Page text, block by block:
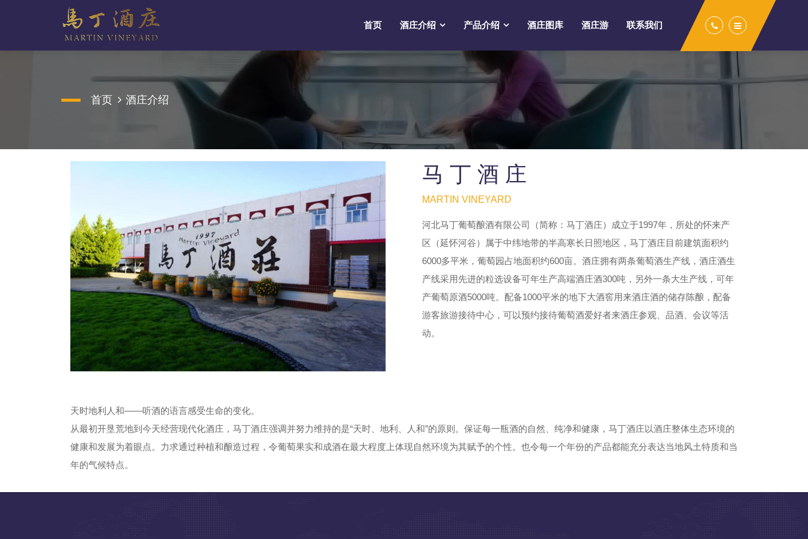
首页 酒庄介绍 产品介绍 酒庄图库 酒庄游 联系我们
首页 酒庄介绍
马 丁 酒 庄
MARTIN VINEYARD
河北马丁葡萄酿酒有限公司（简称：马丁酒庄）成立于1997年，所处的怀来产
区（延怀河谷）属于中纬地带的半高寒长日照地区，马丁酒庄目前建筑面积约
6000多平米，葡萄园占地面积约600亩。酒庄拥有两条葡萄酒生产线，酒庄酒生
产线采用先进的粒选设备可年生产高端酒庄酒300吨，另外一条大生产线，可年
产葡萄原酒5000吨。配备1000平米的地下大酒窖用来酒庄酒的储存陈酿，配备
游客旅游接待中心，可以预约接待葡萄酒爱好者来酒庄参观、品酒、会议等活
动。
天时地利人和——听酒的语言感受生命的变化。
从最初开垦荒地到今天经营现代化酒庄，马丁酒庄强调并努力维持的是“天时、地利、人和”的原则。保证每一瓶酒的自然、纯净和健康，马丁酒庄以酒庄整体生态环境的
健康和发展为着眼点。力求通过种植和酿造过程，令葡萄果实和成酒在最大程度上体现自然环境为其赋予的个性。也令每一个年份的产品都能充分表达当地风土特质和当
年的气候特点。